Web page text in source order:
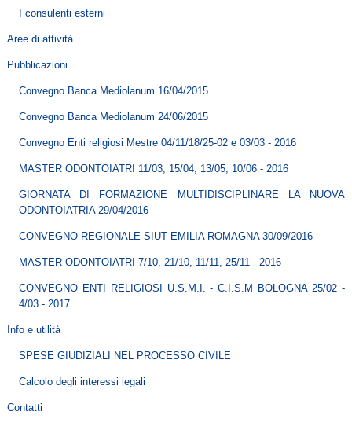
I consulenti esterni
Aree di attività
Pubblicazioni
Convegno Banca Mediolanum 16/04/2015
Convegno Banca Mediolanum 24/06/2015
Convegno Enti religiosi Mestre 04/11/18/25-02 e 03/03 - 2016
MASTER ODONTOIATRI 11/03, 15/04, 13/05, 10/06 - 2016
GIORNATA DI FORMAZIONE MULTIDISCIPLINARE LA NUOVA
ODONTOIATRIA 29/04/2016
CONVEGNO REGIONALE SIUT EMILIA ROMAGNA 30/09/2016
MASTER ODONTOIATRI 7/10, 21/10, 11/11, 25/11 - 2016
CONVEGNO ENTI RELIGIOSI U.S.M.I. - C.I.S.M BOLOGNA 25/02 -
4/03 - 2017
Info e utilità
SPESE GIUDIZIALI NEL PROCESSO CIVILE
Calcolo degli interessi legali
Contatti